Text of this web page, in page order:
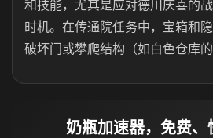
和技能，尤其是应对德川庆喜的
时机。在传通院任务中，宝箱和
破坏门或攀爬结构（如白色仓库的
奶瓶加速器，免费、